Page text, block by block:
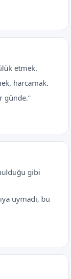
etmek.
harcamak.
günde."
gibi
uymadı, bu